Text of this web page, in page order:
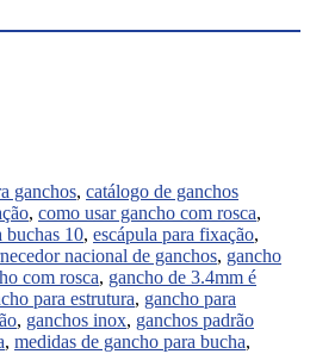
ganchos, catálogo de ganchos
, como usar gancho com rosca,
buchas 10, escápula para fixação,
nacional de ganchos, gancho
com rosca, gancho de 3.4mm é
para estrutura, gancho para
, ganchos inox, ganchos padrão
, medidas de gancho para bucha,